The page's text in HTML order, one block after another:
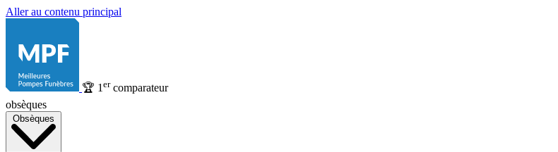
Aller au contenu principal
🏆 1 ercomparateur
obsèques
Obsèques